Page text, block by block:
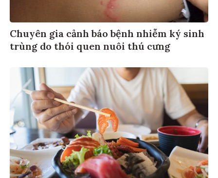
Chuyên gia cảnh báo bệnh nhiễm ký sinh
trùng do thói quen nuôi thú cưng